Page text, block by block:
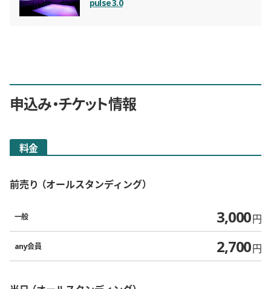
pulse 3.0
申込み・チケット情報
料金
前売り オールスタンディング
一般 3,000円
any会員 2,700円